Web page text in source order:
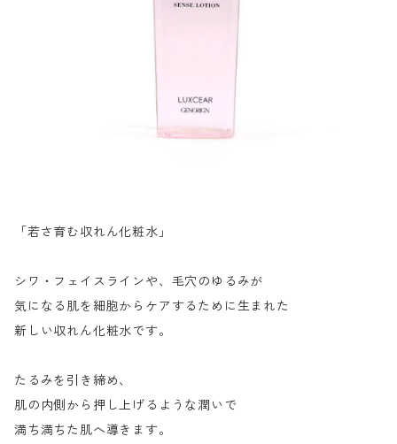
「若さ育む収れん化粧水」
シワ・フェイスラインや、毛穴のゆるみが
気になる肌を細胞からケアするために生まれた
新しい収れん化粧水です。
たるみを引き締め、
肌の内側から押し上げるような潤いで
満ち満ちた肌へ導きます。